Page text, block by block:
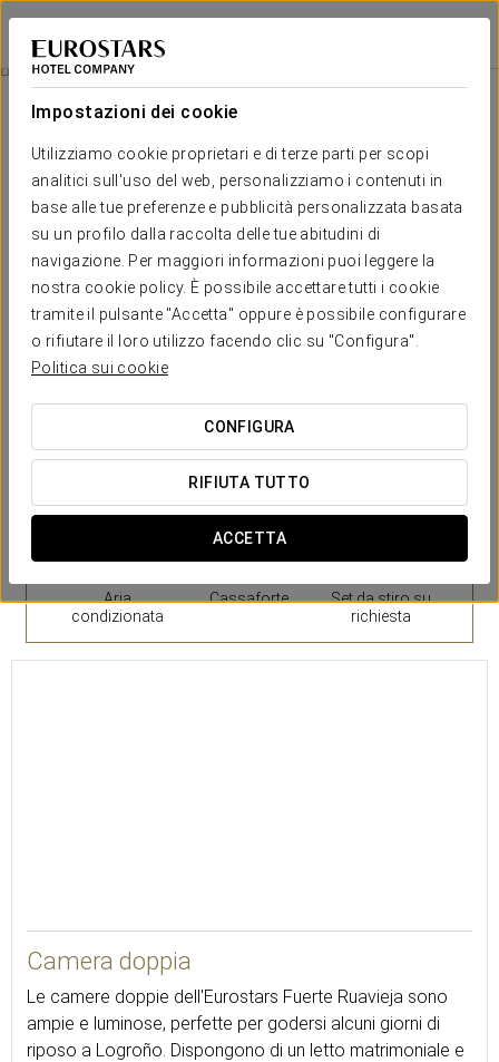
Impostazioni dei cookie
Utilizziamo cookie proprietari e di terze parti per scopi
analitici sull'uso del web, personalizziamo i contenuti in
base alle tue preferenze e pubblicità personalizzata basata
su un profilo dalla raccolta delle tue abitudini di
navigazione. Per maggiori informazioni puoi leggere la
nostra cookie policy. È possibile accettare tutti i cookie
tramite il pulsante "Accetta" oppure è possibile configurare
o rifiutare il loro utilizzo facendo clic su "Configura".
Politica sui cookie
CONFIGURA
RIFIUTA TUTTO
ACCETTA
Eurostars Fuerte Ruavieja
LOGROÑO
Camere
Camere
Il comfort e il riposo di cui hai
bisogno
Eurostars Fuerte Ruavieja 4* ti offre la possibilità di alloggiare in
una delle sua 54 camere comode e spaziose. Goditi quest'
di relax nel pieno centro storico di Logroño .In queste
camere potrai goderti servizi quali TV LCD, scrivania, telefono,
bagno con doccia o vasca, asciugacapelli, prodotti di
benvenuto o minibar, e molti altri ancora.
SERVIZI ESCLUSIVI
Camera
Aria
condizionata
Cassaforte
Set da stiro su
richiesta
Camera doppia
Le camere doppie dell'Eurostars Fuerte Ruavieja sono
ampie e luminose, perfette per godersi alcuni giorni di
riposo a Logroño. Dispongono di un letto matrimoniale e